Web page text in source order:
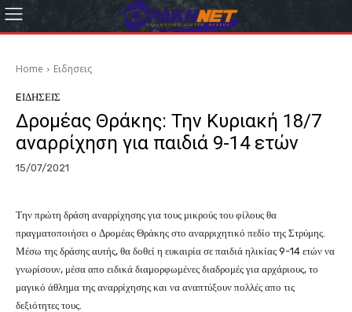
Home Eιδησεις
EΙΔΗΣΕΙΣ
Δρομέας Θράκης: Την Κυριακή 18/7
αναρρίχηση για παιδιά 9-14 ετών
15/07/2021
Την πρώτη δράση αναρρίχησης για τους μικρούς του φίλους θα
πραγματοποιήσει ο Δρομέας Θράκης στο αναρριχητικό πεδίο της Στρύμης.
Μέσω της δράσης αυτής, θα δοθεί η ευκαιρία σε παιδιά ηλικίας 9-14 ετών να
γνωρίσουν, μέσα απο ειδικά διαμορφωμένες διαδρομές για αρχάριους, το
μαγικό άθλημα της αναρρίχησης και να αναπτύξουν πολλές απο τις
δεξιότητες τους.